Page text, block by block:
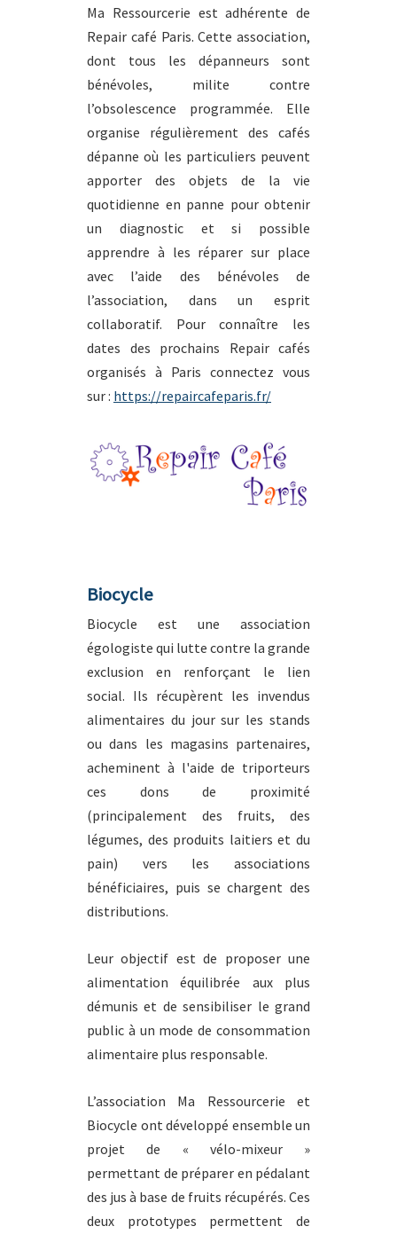
Ma Ressourcerie est adhérente de
Repair café Paris. Cette association,
dont tous les dépanneurs sont
bénévoles, milite contre
l’obsolescence programmée. Elle
organise régulièrement des cafés
dépanne où les particuliers peuvent
apporter des objets de la vie
quotidienne en panne pour obtenir
un diagnostic et si possible
apprendre à les réparer sur place
avec l’aide des bénévoles de
l’association, dans un esprit
collaboratif. Pour connaître les
dates des prochains Repair cafés
organisés à Paris connectez vous
sur : https://repaircafeparis.fr/
Biocycle
Biocycle est une association
égologiste qui lutte contre la grande
exclusion en renforçant le lien
social. Ils récupèrent les invendus
alimentaires du jour sur les stands
ou dans les magasins partenaires,
acheminent à l'aide de triporteurs
ces dons de proximité
(principalement des fruits, des
légumes, des produits laitiers et du
pain) vers les associations
bénéficiaires, puis se chargent des
distributions.
Leur objectif est de proposer une
alimentation équilibrée aux plus
démunis et de sensibiliser le grand
public à un mode de consommation
alimentaire plus responsable.
L’association Ma Ressourcerie et
Biocycle ont développé ensemble un
projet de « vélo-mixeur »
permettant de préparer en pédalant
des jus à base de fruits récupérés. Ces
deux prototypes permettent de